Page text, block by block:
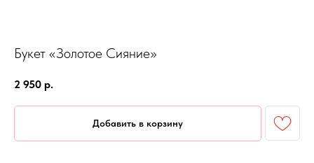
Букет «Золотое Сияние»
2 950 р.
Добавить в корзину